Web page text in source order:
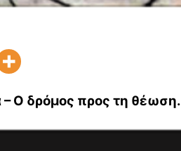
– Ο δρόμος προς τη θέωση.